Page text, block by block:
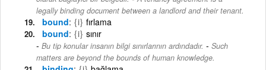
legally binding document between a landlord and their tenant.
bound {i} fırlama
bound {i} sınır
Bu tip konular insanın bilgi sınırlarının ardındadır. - Such
matters are beyond the bounds of human knowledge.